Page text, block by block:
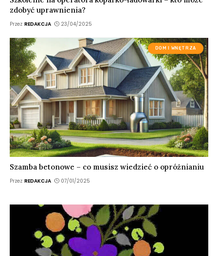
zdobyć uprawnienia?
Przez REDAKCJA 23/04/2025
DOM I WNĘTRZA
Szamba betonowe – co musisz wiedzieć o opróżnianiu
Przez REDAKCJA 07/01/2025